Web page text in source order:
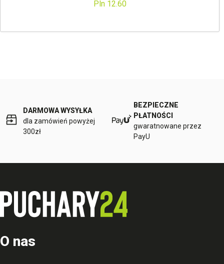
Pln 12.60
DARMOWA WYSYŁKA
dla zamówień powyżej
300zł
BEZPIECZNE
PŁATNOŚCI
gwaratnowane przez
PayU
O nas